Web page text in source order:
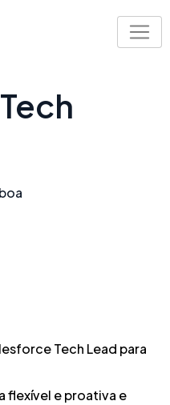
Tech Lead para
flexível e proativa e